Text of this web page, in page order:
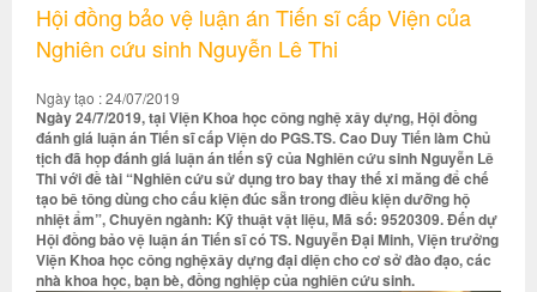
Hội đồng bảo vệ luận án Tiến sĩ cấp Viện của
Nghiên cứu sinh Nguyễn Lê Thi
Ngày tạo : 24/07/2019
Ngày 24/7/2019, tại Viện Khoa học công nghệ xây dựng, Hội đồng
đánh giá luận án Tiến sĩ cấp Viện do PGS.TS. Cao Duy Tiến làm Chủ
tịch đã họp đánh giá luận án tiến sỹ của Nghiên cứu sinh Nguyễn Lê
Thi với đề tài “Nghiên cứu sử dụng tro bay thay thế xi măng để chế
tạo bê tông dùng cho cấu kiện đúc sẵn trong điều kiện dưỡng hộ
nhiệt ẩm”, Chuyên ngành: Kỹ thuật vật liệu, Mã số: 9520309. Đến dự
Hội đồng bảo vệ luận án Tiến sĩ có TS. Nguyễn Đại Minh, Viện trưởng
Viện Khoa học công nghệxây dựng đại diện cho cơ sở đào đạo, các
nhà khoa học, bạn bè, đồng nghiệp của nghiên cứu sinh.